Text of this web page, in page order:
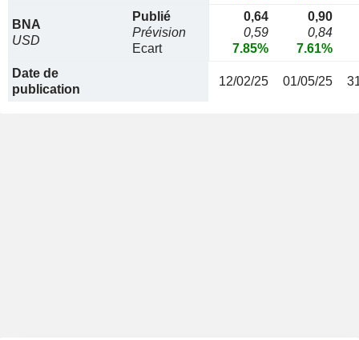
BNA
USD
Publié
Prévision
Ecart
0,64
0,59
7.85%
0,90
0,84
7.61%
Date de
publication
12/02/25 01/05/25